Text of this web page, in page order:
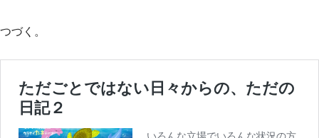
つづく。